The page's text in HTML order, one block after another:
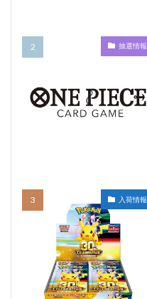
抽選情報
入荷情報